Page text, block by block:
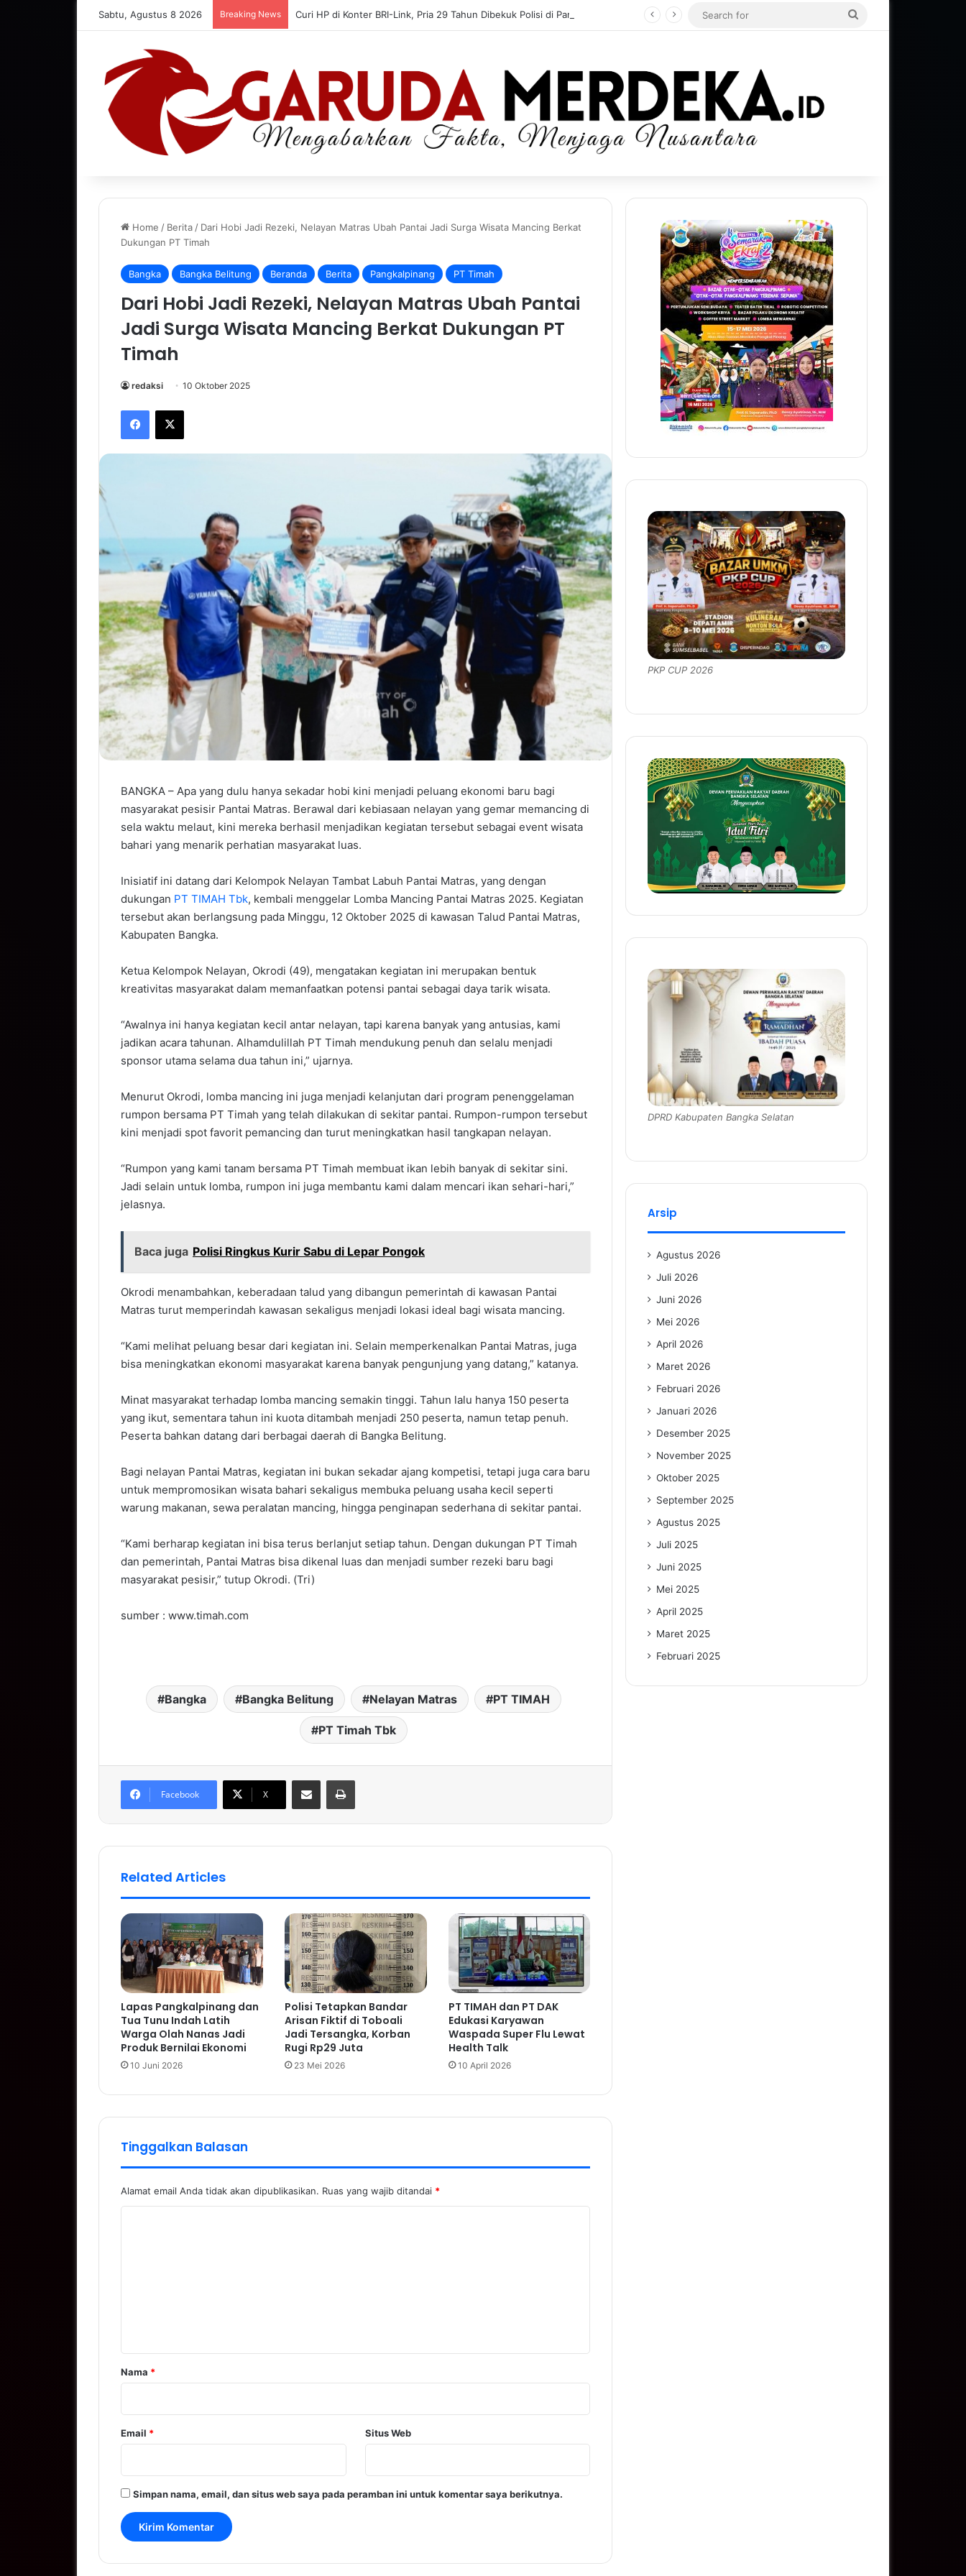
Sabtu, Agustus 8 2026 Breaking News Curi HP di Konter BRI-Link, Pria 29 Tahun Dibekuk Polisi di Pangkalpinang
Home / Berita / Dari Hobi Jadi Rezeki, Nelayan Matras Ubah Pantai Jadi Surga Wisata Mancing Berkat
Dukungan PT Timah
Bangka Bangka Belitung Beranda Berita Pangkalpinang PT Timah
Dari Hobi Jadi Rezeki, Nelayan Matras Ubah Pantai
Jadi Surga Wisata Mancing Berkat Dukungan PT
Timah
redaksi 10 Oktober 2025
Facebook
X
BANGKA – Apa yang dulu hanya sekadar hobi kini menjadi peluang ekonomi baru bagi
masyarakat pesisir Pantai Matras. Berawal dari kebiasaan nelayan yang gemar memancing di
sela waktu melaut, kini mereka berhasil menjadikan kegiatan tersebut sebagai event wisata
bahari yang menarik perhatian masyarakat luas.
Inisiatif ini datang dari Kelompok Nelayan Tambat Labuh Pantai Matras, yang dengan
dukungan PT TIMAH Tbk, kembali menggelar Lomba Mancing Pantai Matras 2025. Kegiatan
tersebut akan berlangsung pada Minggu, 12 Oktober 2025 di kawasan Talud Pantai Matras,
Kabupaten Bangka.
Ketua Kelompok Nelayan, Okrodi (49), mengatakan kegiatan ini merupakan bentuk
kreativitas masyarakat dalam memanfaatkan potensi pantai sebagai daya tarik wisata.
“Awalnya ini hanya kegiatan kecil antar nelayan, tapi karena banyak yang antusias, kami
jadikan acara tahunan. Alhamdulillah PT Timah mendukung penuh dan selalu menjadi
sponsor utama selama dua tahun ini,” ujarnya.
Menurut Okrodi, lomba mancing ini juga menjadi kelanjutan dari program penenggelaman
rumpon bersama PT Timah yang telah dilakukan di sekitar pantai. Rumpon-rumpon tersebut
kini menjadi spot favorit pemancing dan turut meningkatkan hasil tangkapan nelayan.
“Rumpon yang kami tanam bersama PT Timah membuat ikan lebih banyak di sekitar sini.
Jadi selain untuk lomba, rumpon ini juga membantu kami dalam mencari ikan sehari-hari,”
jelasnya.
Baca juga Polisi Ringkus Kurir Sabu di Lepar Pongok
Okrodi menambahkan, keberadaan talud yang dibangun pemerintah di kawasan Pantai
Matras turut memperindah kawasan sekaligus menjadi lokasi ideal bagi wisata mancing.
“Kami melihat peluang besar dari kegiatan ini. Selain memperkenalkan Pantai Matras, juga
bisa meningkatkan ekonomi masyarakat karena banyak pengunjung yang datang,” katanya.
Minat masyarakat terhadap lomba mancing semakin tinggi. Tahun lalu hanya 150 peserta
yang ikut, sementara tahun ini kuota ditambah menjadi 250 peserta, namun tetap penuh.
Peserta bahkan datang dari berbagai daerah di Bangka Belitung.
Bagi nelayan Pantai Matras, kegiatan ini bukan sekadar ajang kompetisi, tetapi juga cara baru
untuk mempromosikan wisata bahari sekaligus membuka peluang usaha kecil seperti
warung makanan, sewa peralatan mancing, hingga penginapan sederhana di sekitar pantai.
“Kami berharap kegiatan ini bisa terus berlanjut setiap tahun. Dengan dukungan PT Timah
dan pemerintah, Pantai Matras bisa dikenal luas dan menjadi sumber rezeki baru bagi
masyarakat pesisir,” tutup Okrodi. (Tri)
sumber : www.timah.com
Bangka Bangka Belitung Nelayan Matras PT TIMAH
PT Timah Tbk
Facebook X
Share via Email Print
Related Articles
Lapas Pangkalpinang dan
Tua Tunu Indah Latih
Warga Olah Nanas Jadi
Produk Bernilai Ekonomi
10 Juni 2026
Polisi Tetapkan Bandar
Arisan Fiktif di Toboali
Jadi Tersangka, Korban
Rugi Rp29 Juta
23 Mei 2026
PT TIMAH dan PT DAK
Edukasi Karyawan
Waspada Super Flu Lewat
Health Talk
10 April 2026
Tinggalkan Balasan
Alamat email Anda tidak akan dipublikasikan. Ruas yang wajib ditandai *
rNama *
Email * Situs Web
Simpan nama, email, dan situs web saya pada peramban ini untuk komentar saya berikutnya.
PKP CUP 2026
DPRD Kabupaten Bangka Selatan
Arsip
Agustus 2026
Juli 2026
Juni 2026
Mei 2026
April 2026
Maret 2026
Februari 2026
Januari 2026
Desember 2025
November 2025
Oktober 2025
September 2025
Agustus 2025
Juli 2025
Juni 2025
Mei 2025
April 2025
Maret 2025
Februari 2025